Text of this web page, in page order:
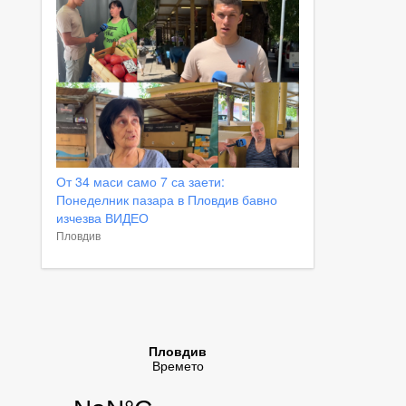
От 34 маси само 7 са заети:
Понеделник пазара в Пловдив бавно
изчезва ВИДЕО
Пловдив